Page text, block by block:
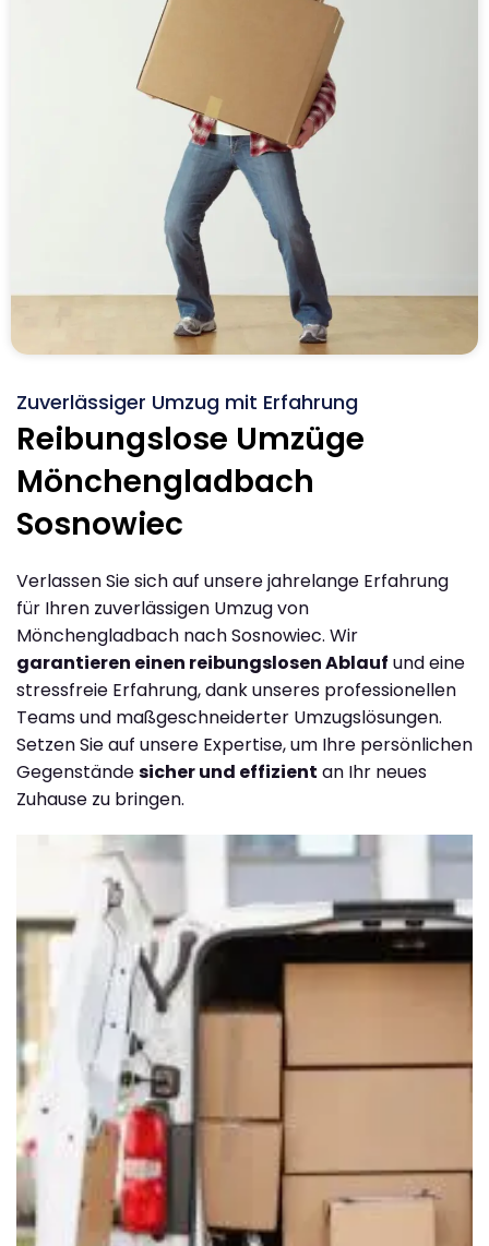
Zuverlässiger Umzug mit Erfahrung
Reibungslose Umzüge
Mönchengladbach
Sosnowiec
Verlassen Sie sich auf unsere jahrelange Erfahrung
für Ihren zuverlässigen Umzug von
Mönchengladbach nach Sosnowiec. Wir
garantieren einen reibungslosen Ablauf und eine
stressfreie Erfahrung, dank unseres professionellen
Teams und maßgeschneiderter Umzugslösungen.
Setzen Sie auf unsere Expertise, um Ihre persönlichen
Gegenständesicher und effizient an Ihr neues
Zuhause zu bringen.